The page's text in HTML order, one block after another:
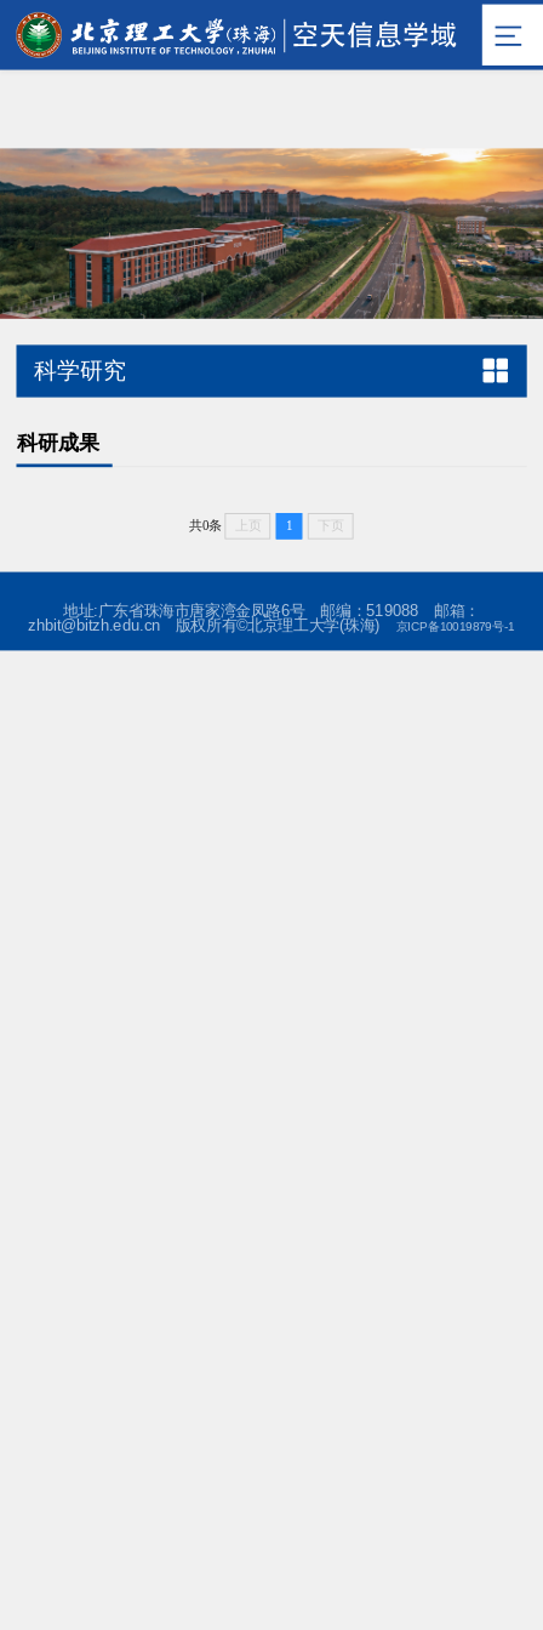
科学研究
科研成果
共0条 上页 1 下页
地址:广东省珠海市唐家湾金凤路6号 邮编：519088 邮箱：
zhbit@bitzh.edu.cn 版权所有©北京理工大学(珠海) 京ICP备10019879号-1